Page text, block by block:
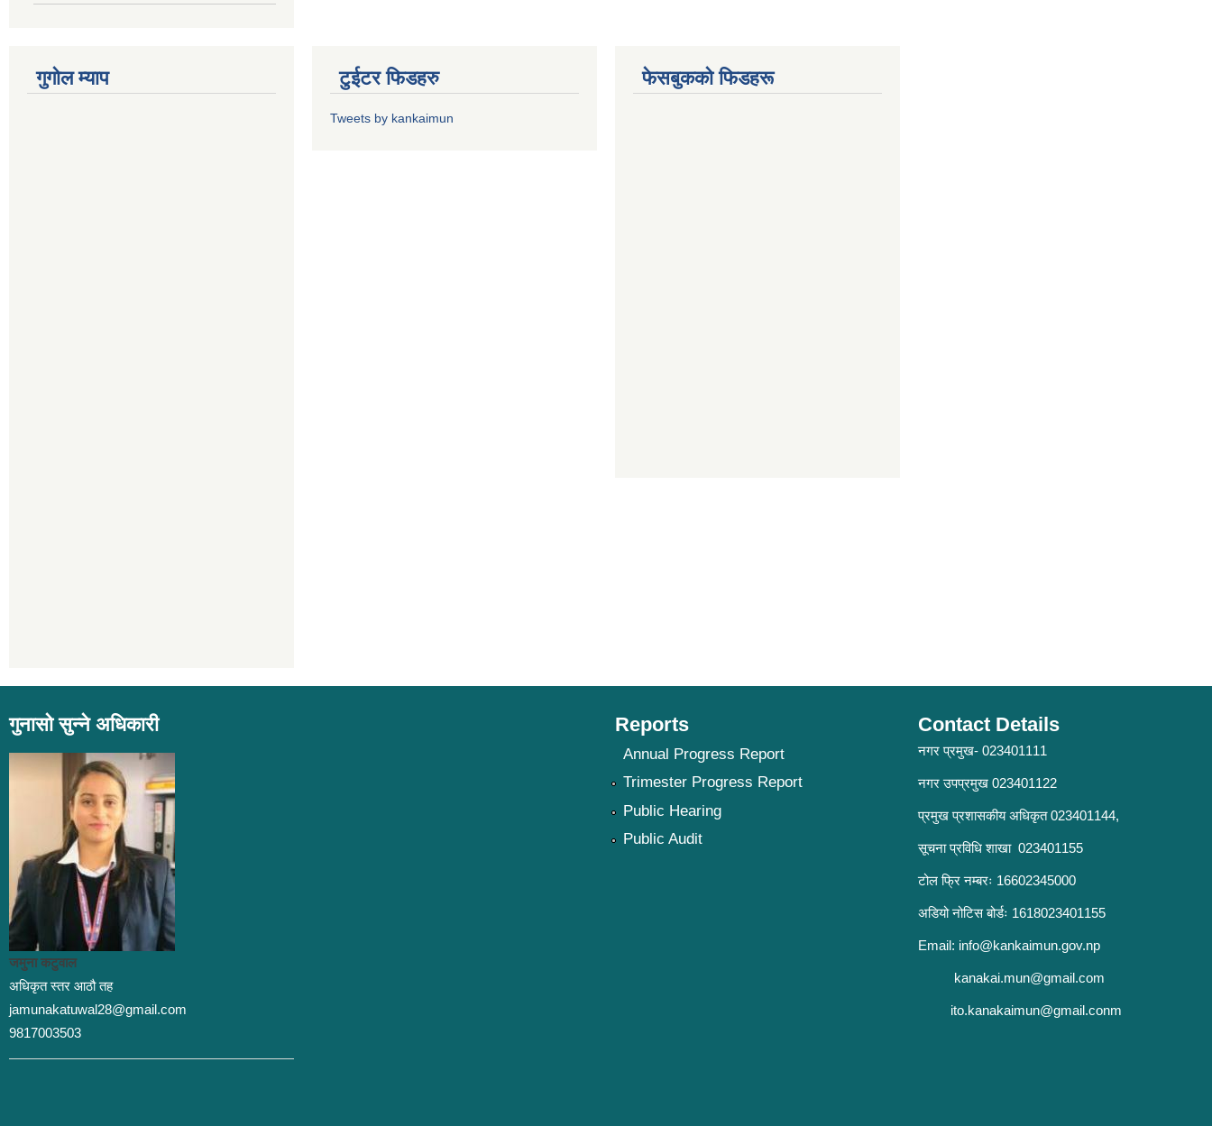
गुगोल म्याप टुईटर फिडहरु
Tweets by kankaimun
फेसबुकको फिडहरू
गुनासो सुन्ने अधिकारी
जमुना कटुवाल
अधिकृत स्तर आठौ तह
jamunakatuwal28@gmail.com
9817003503
Reports
Annual Progress Report
Trimester Progress Report
Public Hearing
Public Audit
Contact Details
नगर प्रमुख- 023401111
नगर उपप्रमुख 023401122
प्रमुख प्रशासकीय अधिकृत 023401144,
सूचना प्रविधि शाखा 023401155
टोल फ्रि नम्बरः 16602345000
अडियो नोटिस बोर्डः 1618023401155
Email: info@kankaimun.gov.np
kanakai.mun@gmail.com
ito.kanakaimun@gmail.conm